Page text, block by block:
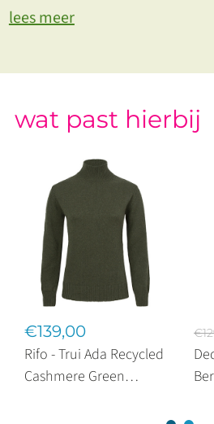
lees meer
wat past hierbij
€139,00
Rifo - Trui Ada Recycled
Cashmere Green